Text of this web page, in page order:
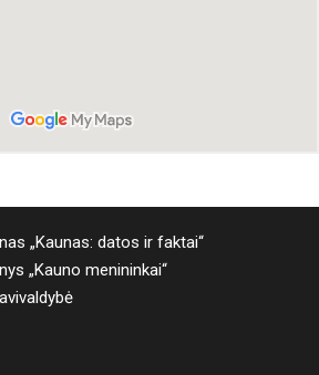
„Kaunas: datos ir faktai“
„Kauno menininkai“